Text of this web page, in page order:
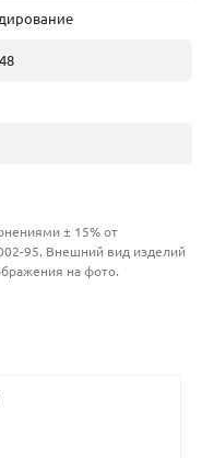
± 15% от
95. Внешний вид изделий
на фото.